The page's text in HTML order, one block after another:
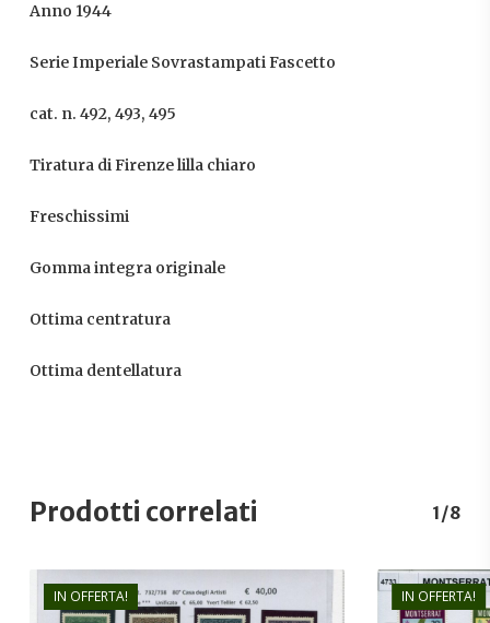
Anno 1944
Serie Imperiale Sovrastampati Fascetto
cat. n. 492, 493, 495
Tiratura di Firenze lilla chiaro
Freschissimi
Gomma integra originale
Ottima centratura
Ottima dentellatura
Prodotti correlati 1/8
IN OFFERTA! IN OFFERTA!